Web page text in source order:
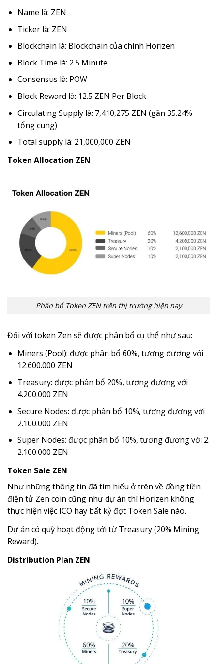
Name là: ZEN
Ticker là: ZEN
Blockchain là: Blockchain của chính Horizen
Block Time là: 2.5 Minute
Consensus là: POW
Block Reward là: 12.5 ZEN Per Block
Circulating Supply là: 7,410,275 ZEN (gần 35.24%
tổng cung)
Total supply là: 21,000,000 ZEN
Token Allocation ZEN
Phân bổ Token ZEN trên thị trường hiện nay
Đối với token Zen sẽ được phân bổ cụ thể như sau:
Miners (Pool): được phân bổ 60%, tương đương với
12.600.000 ZEN
Treasury: được phân bổ 20%, tương đương với
4.200.000 ZEN
Secure Nodes: được phân bổ 10%, tương đương với
2.100.000 ZEN
Super Nodes: được phân bổ 10%, tương đương với 2.
2.100.000 ZEN
Token Sale ZEN
Như những thông tin đã tìm hiểu ở trên về đồng tiền
điện tử Zen coin cũng như dự án thì Horizen không
thực hiện việc ICO hay bất kỳ đợt Token Sale nào.
Dự án có quỹ hoạt động tới từ Treasury (20% Mining
Reward).
Distribution Plan ZEN